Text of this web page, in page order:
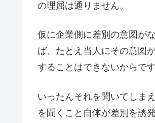
の理屈は通りません。
仮に企業側に差別の意図が
ば、たとえ当人にその意図
することはできないからです
いったんそれを聞いてしま
を聞くこと自体が差別を誘